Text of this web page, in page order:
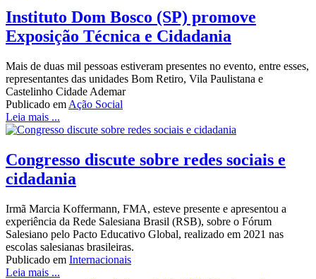
Instituto Dom Bosco (SP) promove
Exposição Técnica e Cidadania
Mais de duas mil pessoas estiveram presentes no evento, entre esses,
representantes das unidades Bom Retiro, Vila Paulistana e
Castelinho Cidade Ademar
Publicado em Ação Social
Leia mais ...
Congresso discute sobre redes sociais e
cidadania
Irmã Marcia Koffermann, FMA, esteve presente e apresentou a
experiência da Rede Salesiana Brasil (RSB), sobre o Fórum
Salesiano pelo Pacto Educativo Global, realizado em 2021 nas
escolas salesianas brasileiras.
Publicado em Internacionais
Leia mais ...